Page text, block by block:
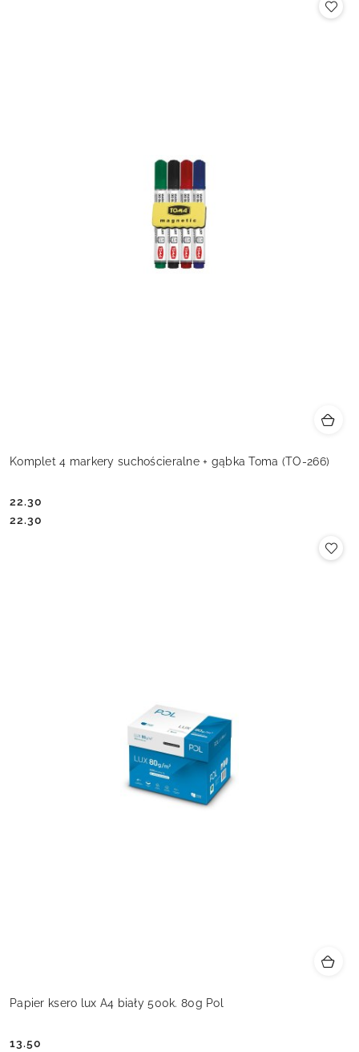
Komplet 4 markery suchościeralne + gąbka Toma (TO-266)
Cena:
22.30
Cena:
22.30
Papier ksero lux A4 biały 500k. 80g Pol
13.50